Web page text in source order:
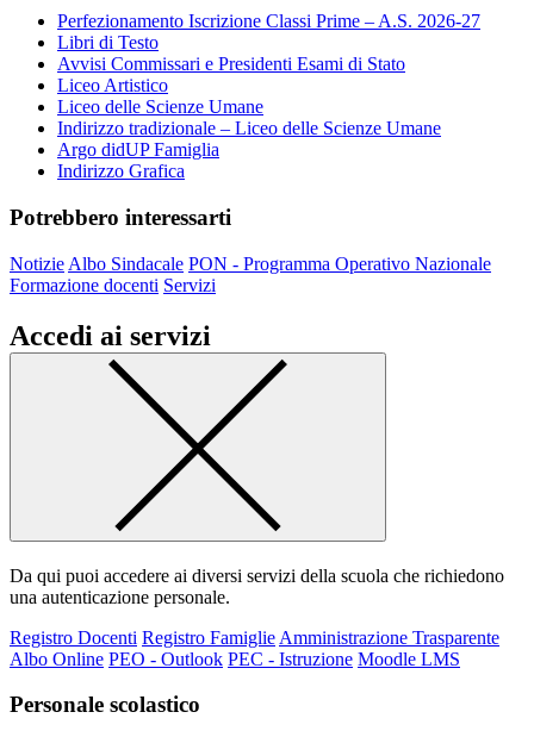
Perfezionamento Iscrizione Classi Prime – A.S. 2026-27
Libri di Testo
Avvisi Commissari e Presidenti Esami di Stato
Liceo Artistico
Liceo delle Scienze Umane
Indirizzo tradizionale – Liceo delle Scienze Umane
Argo didUP Famiglia
Indirizzo Grafica
Potrebbero interessarti
Notizie Albo Sindacale PON - Programma Operativo Nazionale
Formazione docenti Servizi
Accedi ai servizi
Da qui puoi accedere ai diversi servizi della scuola che richiedono
una autenticazione personale.
Registro Docenti Registro Famiglie Amministrazione Trasparente
Albo Online PEO - Outlook PEC - Istruzione Moodle LMS
Personale scolastico